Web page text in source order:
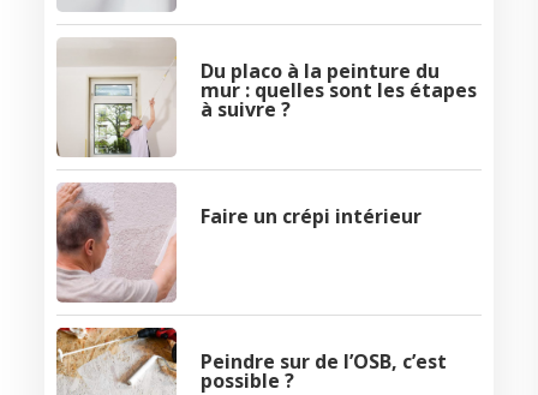
Du placo à la peinture du
mur : quelles sont les étapes
à suivre ?
Faire un crépi intérieur
Peindre sur de l’OSB, c’est
possible ?